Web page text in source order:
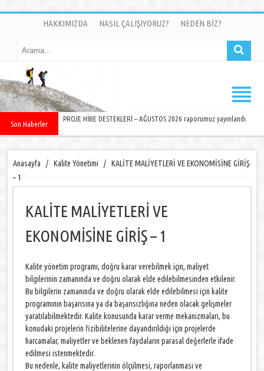
HAKKIMIZDA NASIL ÇALIŞIYORUZ? NEDEN BİZ?
Son Haberler
PROJE HİBE DESTEKLERİ – AĞUSTOS 2026 raporumuz yayınlandı.
Anasayfa / Kalite Yönetimi / KALİTE MALİYETLERİ VE EKONOMİSİNE GİRİŞ
– 1
KALİTE MALİYETLERİ VE
EKONOMİSİNE GİRİŞ – 1
Kalite yönetim programı, doğru karar verebilmek için, maliyet
bilgilerinin zamanında ve doğru olarak elde edilebilmesinden etkilenir.
Bu bilgilerin zamanında ve doğru olarak elde edilebilmesi için kalite
programının başarısına ya da başarısızlığına neden olacak gelişmeler
yaratılabilmektedir. Kalite konusunda karar verme mekanizmaları, bu
konudaki projelerin fizibilitelerine dayandırıldığı için projelerde
harcamalar, maliyetler ve beklenen faydaların parasal değerlerle ifade
edilmesi istenmektedir.
Bu nedenle, kalite maliyetlerinin ölçülmesi, raporlanması ve